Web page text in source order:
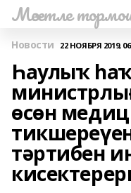
Мәсетле
Новости 22 НОЯБРЯ 2019,
Һаулыҡ
өсөн
тәртибен